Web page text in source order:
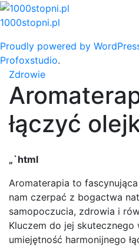
Skip
to
1000stopni.pl
Proudly powered by
Profoxstudio.
Zdrowie
łączyć
„`html
Aromaterapia to
nam czerpać z bogactwa
samopoczucia, zdrowia i
Kluczem do jej
umiejętność harmonijnego